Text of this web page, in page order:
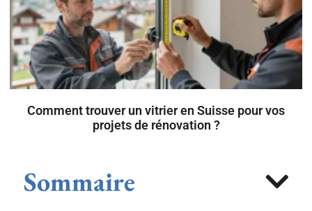
Comment trouver un vitrier en Suisse pour vos
projets de rénovation ?
Sommaire